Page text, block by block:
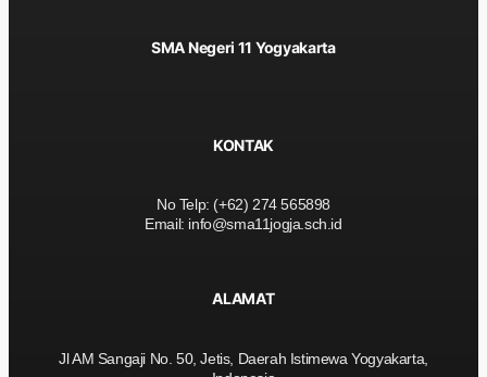
SMA Negeri 11 Yogyakarta
KONTAK
No Telp: (+62) 274 565898
Email: info@sma11jogja.sch.id
ALAMAT
Jl AM Sangaji No. 50, Jetis, Daerah Istimewa Yogyakarta,